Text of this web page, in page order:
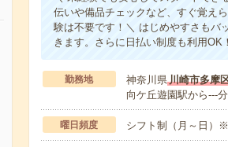
伝いや備品チェックなど、すぐ覚え
験は不要です！＼ はじめやすさもバ
きます。さらに日払い制度も利用OK
勤務地 神奈川県川崎市多摩
向ケ丘遊園駅から---
曜日頻度 シフト制（月～日）